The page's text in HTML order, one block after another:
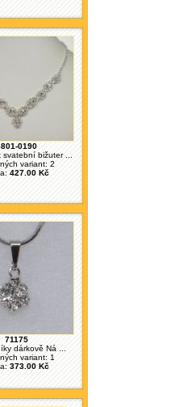
0190
bižuter ...
variant: 2
427.00 Kč
71175
dárkově Ná ...
variant: 1
373.00 Kč